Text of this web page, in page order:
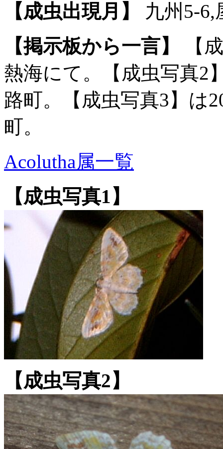
【成虫出現月】
九州5-6,
【掲示板から一言】
【
熱海にて。【成虫写真2
路町。【成虫写真3】は
町。
Acolutha属一覧
【成虫写真1】
【成虫写真2】